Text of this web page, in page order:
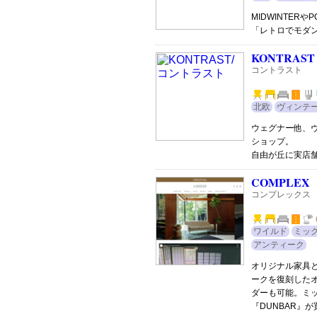
MIDWINTERや
「レトロでモダ
KONTRAST
コントラスト
北欧 ヴィンテ
ウェグナー他、
ショップ。
自由が丘に実店
COMPLEX
コンプレックス
ワイルド
ミッ
アンティーク
オリジナル家具
ークを復刻した
ダーも可能。ミ
『DUNBAR』